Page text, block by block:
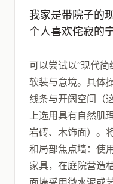
我家是带院子的
个人喜欢侘寂的
可以尝试以“现代简
软装与意境。具体
线条与开阔空间（
上选用具有自然肌
岩砖、木饰面）。
和局部焦点墙：使
家具，在庭院营造